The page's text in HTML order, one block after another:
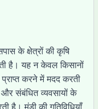
के क्षेत्रों की कृषि
है। यह न केवल किसानों
करने में मदद करती
और संबंधित व्यवसायों के